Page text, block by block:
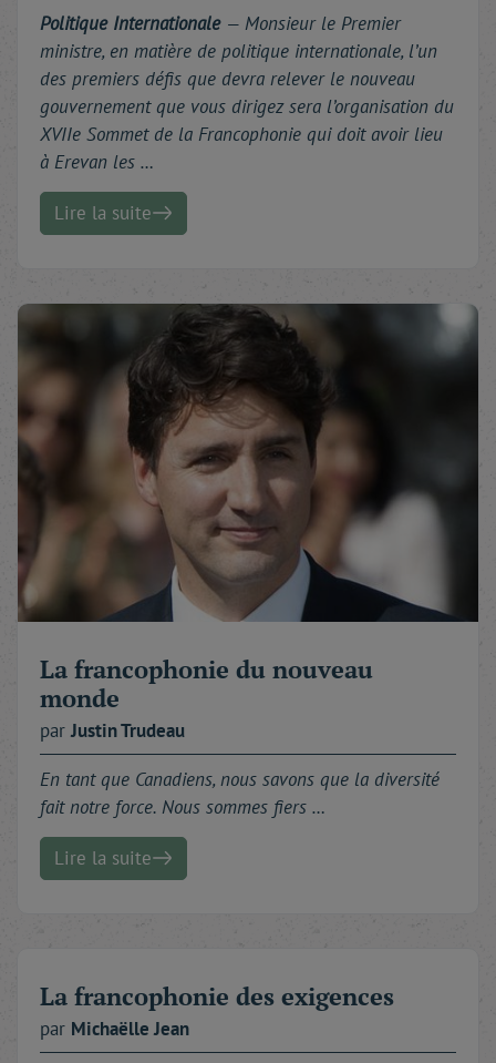
Politique Internationale— Monsieur le Premier
ministre, en matière de politique internationale, l’un
des premiers défis que devra relever le nouveau
gouvernement que vous dirigez sera l’organisation du
XVIIe Sommet de la Francophonie qui doit avoir lieu
à Erevan les …
Lire la suite
La francophonie du nouveau
monde
parJustinTrudeau
En tant que Canadiens, nous savons que la diversité
fait notre force. Nous sommes fiers …
Lire la suite
La francophonie des exigences
par MichaëlleJean